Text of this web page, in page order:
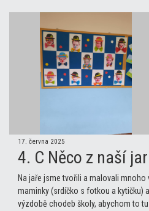
17. června 2025
4. C Něco z naší
Na jaře jsme tvořili a malovali mnoho
maminky (srdíčko s fotkou a kytičku)
výzdobě chodeb školy, abychom to